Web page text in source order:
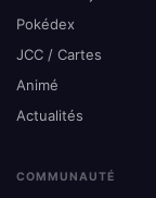
Pokédex
JCC / Cartes
Animé
Actualités
COMMUNAUTÉ